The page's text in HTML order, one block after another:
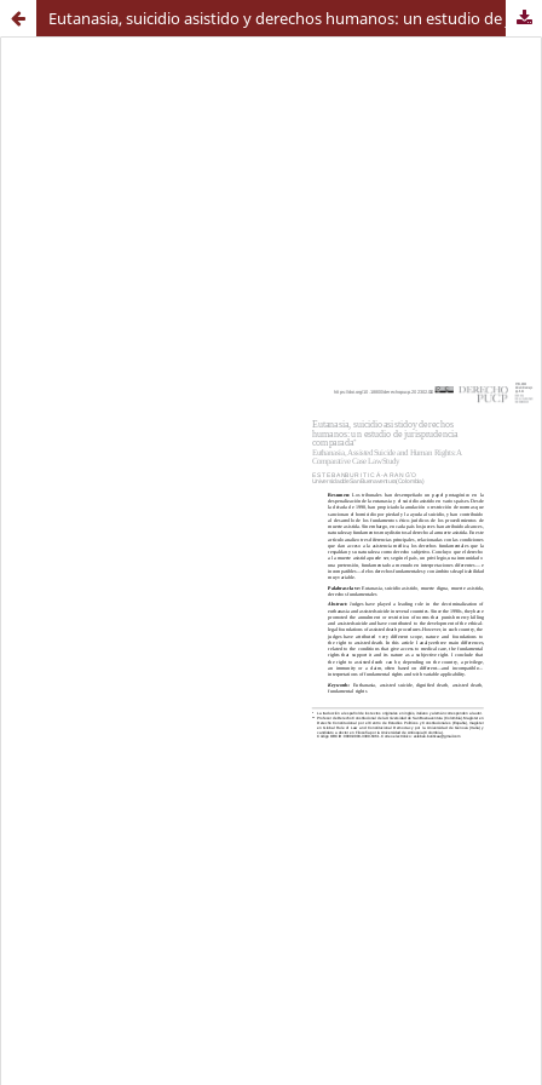
Eutanasia, suicidio asistido y derechos humanos: un estudio de jurisprudencia comparada